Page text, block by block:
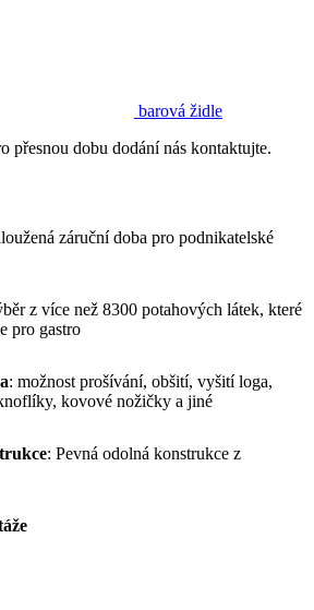
barová židle
přesnou dobu dodání nás kontaktujte.
záruční doba pro podnikatelské
z více než 8300 potahových látek, které
pro gastro
: možnost prošívání, obšití, vyšití loga,
kovové nožičky a jiné
: Pevná odolná konstrukce z